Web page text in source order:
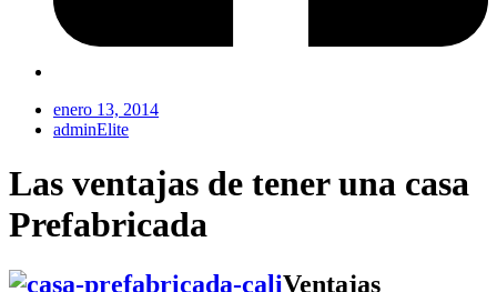
enero 13, 2014
adminElite
Las ventajas de tener una casa
Prefabricada
Ventajas